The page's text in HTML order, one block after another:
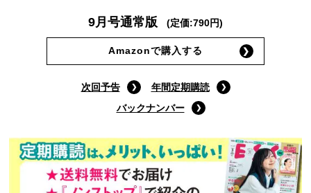
Amazonで購入する
次回予告
年間定期購読
バックナンバー